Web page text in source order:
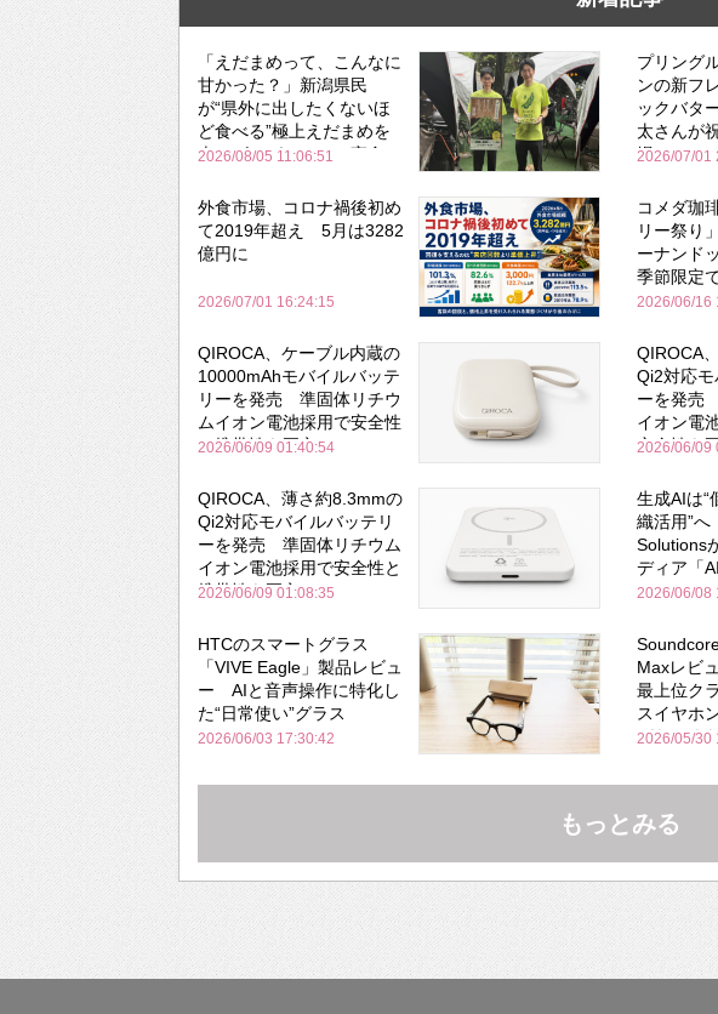
「えだまめって、こんなに
甘かった？」新潟県民
が“県外に出したくないほ
ど食べる”極上えだまめを
森のビアガーデンで実食
2026/08/05 11:06:51
プリング
ンの新フ
ックバタ
太さんが
場
2026/07/01
外食市場、コロナ禍後初め
て2019年超え 5月は3282
億円に
2026/07/01 16:24:15
コメダ珈
リー祭り
ーナンド
季節限定
2026/06/16
QIROCA、ケーブル内蔵の
10000mAhモバイルバッテ
リーを発売 準固体リチウ
ムイオン電池採用で安全性
と携帯性を両立
2026/06/09 01:40:54
QIROCA
Qi2対応モ
ーを発売
イオン電
安全性を
2026/06/09
QIROCA、薄さ約8.3mmの
Qi2対応モバイルバッテリ
ーを発売 準固体リチウム
イオン電池採用で安全性と
携帯性を両立
2026/06/09 01:08:35
生成AIは“
織活用”
Solutions
ディア「
2026/06/08
HTCのスマートグラス
「VIVE Eagle」製品レビュ
ー AIと音声操作に特化し
た“日常使い”グラス
2026/06/03 17:30:42
Maxレビ
最上位ク
スイヤホ
づらいく
Bose並み
2026/05/30
もっとみる